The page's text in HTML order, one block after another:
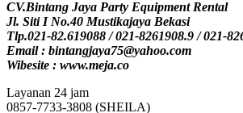
CV.Bintang Jaya Party Equipment Rental
Jl. Siti I No.40 Mustikajaya Bekasi
Tlp.021-82.619088 / 021-8261908.9 / 021-
Email : bintangjaya75@yahoo.com
Wibesite : www.meja.co
Layanan 24 jam
0857-7733-3808 (SHEILA)